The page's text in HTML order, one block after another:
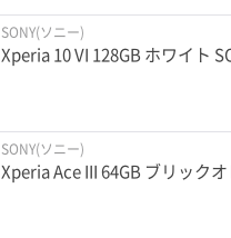
SONY(ソニー)
Xperia 10 VI 128GB ホワイト
SONY(ソニー)
Xperia Ace III 64GB ブリック